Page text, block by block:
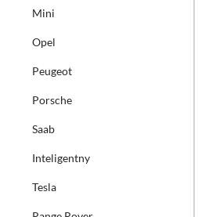
Mini
Opel
Peugeot
Porsche
Saab
Inteligentny
Tesla